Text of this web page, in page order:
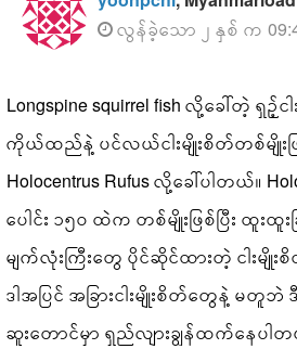
လွန်ခဲ့သော ၂ နှစ် က
Longspine squirrel fish လို့‌ခေါ်တဲ့ ရှဉ့်
ကိုယ်ထည်နဲ့ ပင်လယ်ငါးမျိုးစိတ်တစ်မျိုးဖြ
Holocentrus Rufus လို့ခေါ်ပါတယ်။
ပေါင်း ၁၅၀ ထဲက တစ်မျိုးဖြစ်ပြီး ထူးထူးခ
မျက်လုံးကြီးတွေ ပိုင်ဆိုင်ထားတဲ့ ငါးမျိုး
ဒါအပြင် အခြားငါးမျိုးစိတ်တွေနဲ့ မတူဘဲ
ဆူးတောင်မှာ ရှည်လျားချွန်ထက်နေပါ